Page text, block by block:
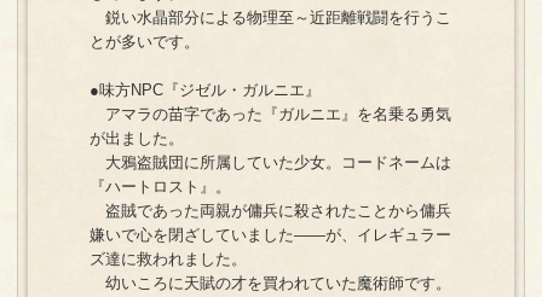
鋭い水晶部分による物理至～近距離戦闘を行うこ
とが多いです。
●味方NPC『ジゼル・ガルニエ』
アマラの苗字であった『ガルニエ』を名乗る勇気
が出ました。
大鴉盗賊団に所属していた少女。コードネームは
『ハートロスト』。
盗賊であった両親が傭兵に殺されたことから傭兵
嫌いで心を閉ざしていました――が、イレギュラー
ズ達に救われました。
幼いころに天賦の才を買われていた魔術師です。